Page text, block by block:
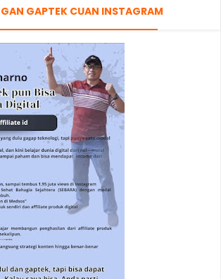
GAPTEK CUAN INSTAGRAM